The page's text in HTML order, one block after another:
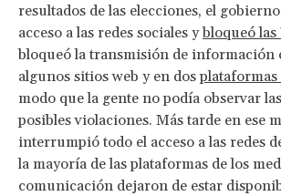
resultados de las elecciones, el
acceso a las redes sociales ybloqueó las
bloqueó la transmisión de información
algunos sitios web y en dosplataformas
modo que la gente no podía observar
posibles violaciones. Más tarde en ese
interrumpió todo el acceso a las redes
la mayoría de las plataformas de los
comunicación dejaron de estar